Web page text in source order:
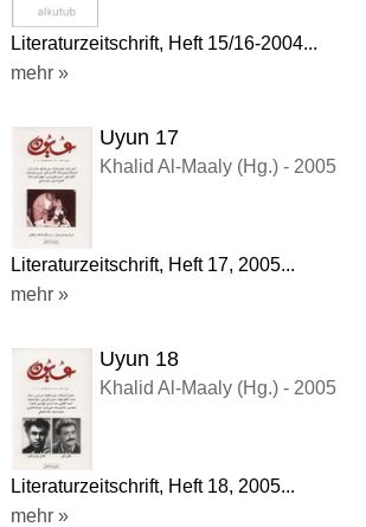
Literaturzeitschrift, Heft 15/16-2004...
mehr »
Uyun 17
Khalid Al-Maaly (Hg.) - 2005
Literaturzeitschrift, Heft 17, 2005...
mehr »
Uyun 18
Khalid Al-Maaly (Hg.) - 2005
Literaturzeitschrift, Heft 18, 2005...
mehr »